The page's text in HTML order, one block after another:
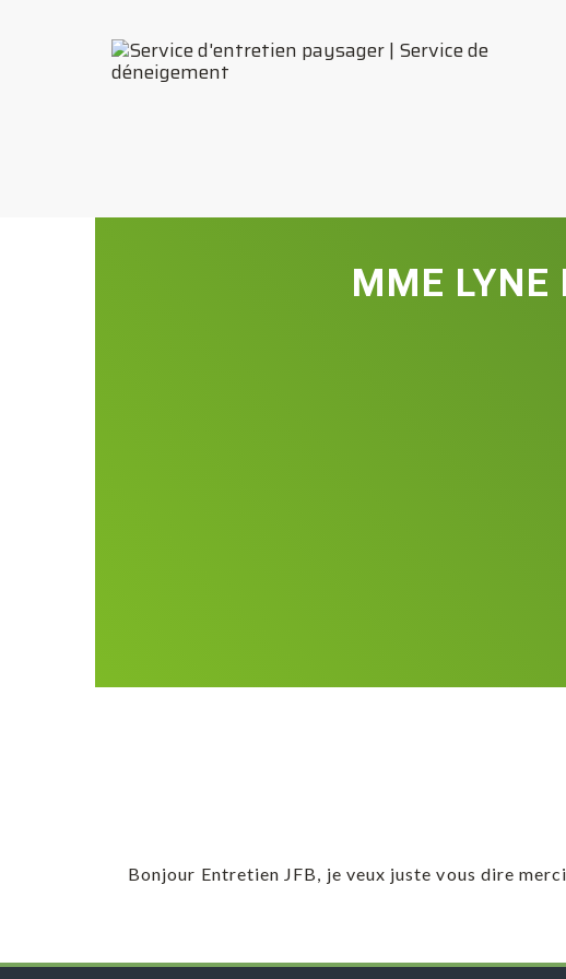
MME
Bonjour Entretien JFB, je veux juste vous dire